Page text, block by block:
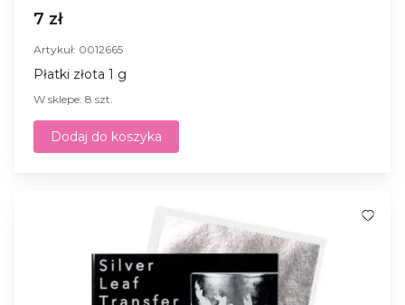
7 zł
Artykuł: 0012665
Płatki złota 1 g
W sklepe: 8 szt.
Dodaj do koszyka